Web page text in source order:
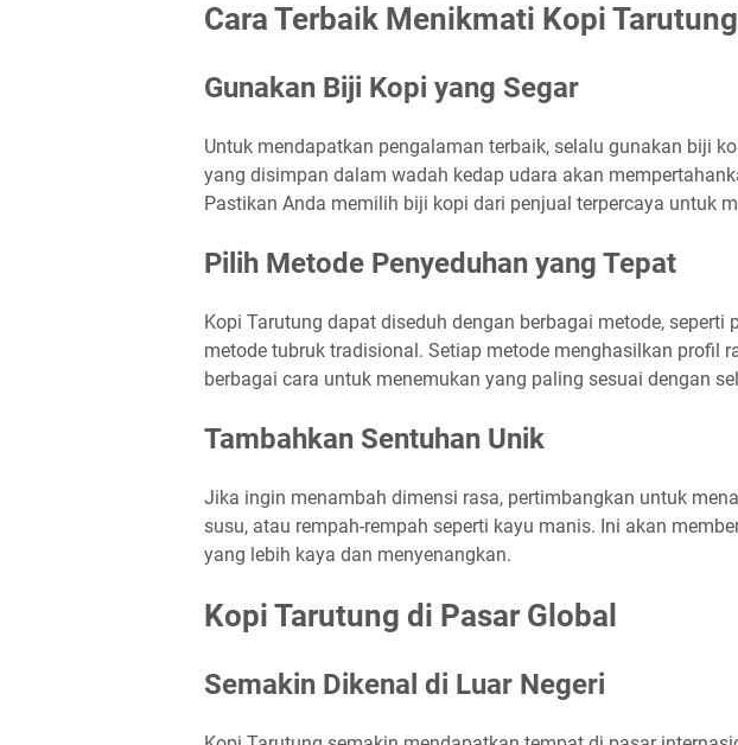
Cara Terbaik Menikmati Kopi Tarutung
Gunakan Biji Kopi yang Segar
Untuk mendapatkan pengalaman terbaik, selalu gunakan biji
yang disimpan dalam wadah kedap udara akan
Pastikan Anda memilih biji kopi dari penjual terpercaya untuk
Pilih Metode Penyeduhan yang Tepat
Kopi Tarutung dapat diseduh dengan berbagai metode, seperti
metode tubruk tradisional. Setiap metode menghasilkan profil
berbagai cara untuk menemukan yang paling sesuai dengan
Tambahkan Sentuhan Unik
Jika ingin menambah dimensi rasa, pertimbangkan untuk
susu, atau rempah-rempah seperti kayu manis. Ini akan
yang lebih kaya dan menyenangkan.
Kopi Tarutung di Pasar Global
Semakin Dikenal di Luar Negeri